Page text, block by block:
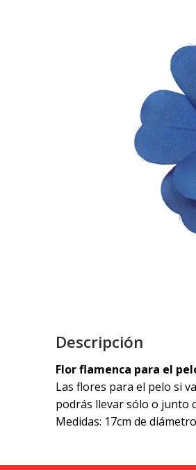
Descripción
Flor flamenca para el
Las flores para el pelo si
podrás llevar sólo o junto
Medidas: 17cm de